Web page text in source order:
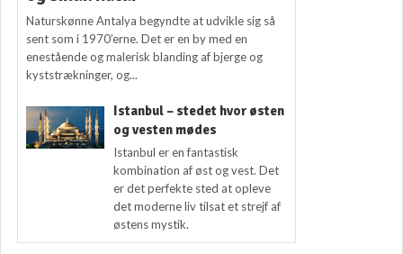
Naturskønne Antalya begyndte at udvikle sig så
sent som i 1970’erne. Det er en by med en
enestående og malerisk blanding af bjerge og
kyststrækninger, og...
Istanbul – stedet hvor østen
og vesten mødes
Istanbul er en fantastisk
kombination af øst og vest. Det
er det perfekte sted at opleve
det moderne liv tilsat et strejf af
østens mystik.